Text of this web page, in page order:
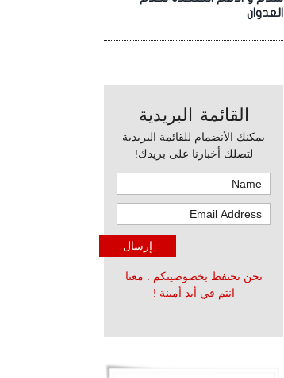
العدوان
القائمة البريدية
يمكنك الأنضمام للقائمة البريدية
لتصلك أخبارنا على بريدك!
نحن نحتفظ بخصوصيتكم . معنا
انتم في أيد أمينة !